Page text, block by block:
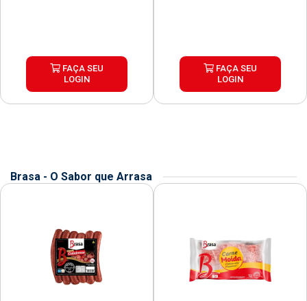
FAÇA SEU
LOGIN
FAÇA SEU
LOGIN
Brasa - O Sabor que Arrasa